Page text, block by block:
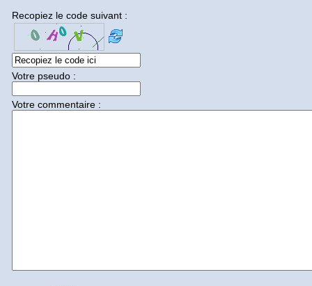
Recopiez le code suivant :
Votre pseudo :
Votre commentaire :